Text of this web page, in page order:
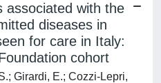
associated with the
diseases in
for care in Italy:
cohort
Girardi, E.; Cozzi-Lepri,